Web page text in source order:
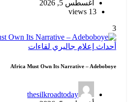
أغسطس 5, 2026
13 views
3
أحداث إعلام جاليري لقاءات
Africa Must Own Its Narrative – Adeboboye
thesilkroadtoday